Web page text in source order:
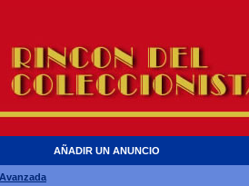
AÑADIR UN ANUNCIO